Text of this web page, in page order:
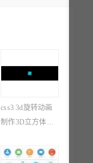
css3 3d旋转动画
制作3D立方体旋